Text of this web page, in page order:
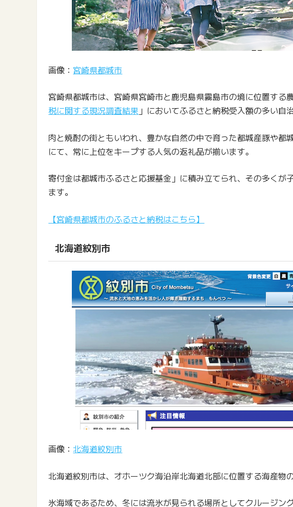
画像： 宮崎県都城市
宮崎県都城市は、宮崎県宮崎市と鹿児島県霧島市の境に位置する
税に関する現況調査結果 」においてふるさと納税受入額の多い自
肉と焼酎の街ともいわれ、豊かな自然の中で育った都城産豚や都
にて、常に上位をキープする人気の返礼品が揃います。
寄付金は都城市ふるさと応援基金」に積み立てられ、その多くが
ます。
【宮崎県都城市のふるさと納税はこちら】
北海道紋別市
画像：北海道紋別市
北海道紋別市は、オホーツク海沿岸北海道北部に位置する海産物
氷海域であるため、冬には流氷が見られる場所としてクルージン